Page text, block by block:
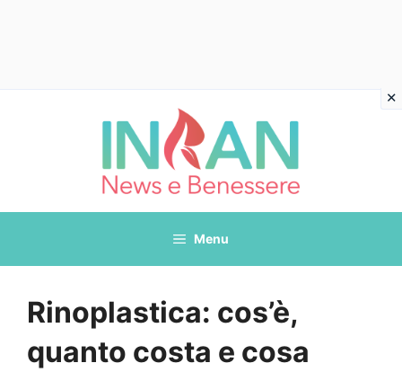
Menu
Rinoplastica: cos’è,
quanto costa e cosa